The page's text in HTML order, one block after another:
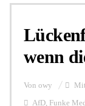
wenn
Von owy
AfD, Funke